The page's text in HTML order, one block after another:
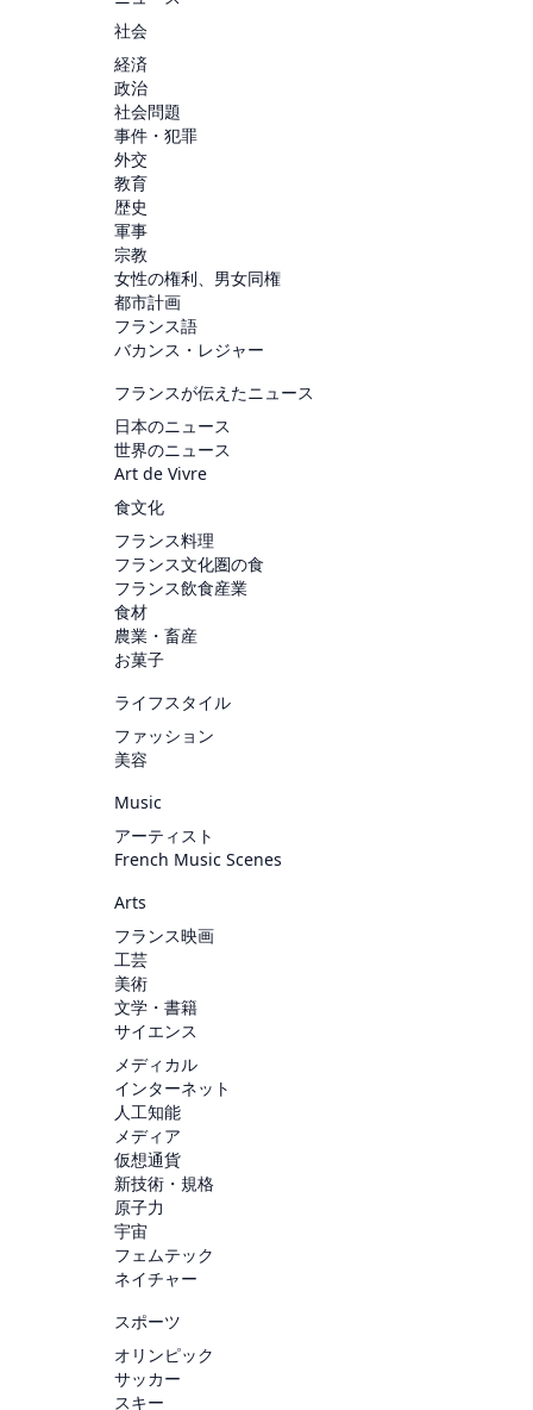
社会
経済
政治
社会問題
事件・犯罪
外交
教育
歴史
軍事
宗教
女性の権利、男女同権
都市計画
フランス語
バカンス・レジャー
フランスが伝えたニュース
日本のニュース
世界のニュース
Art de Vivre
食文化
フランス料理
フランス文化圏の食
フランス飲食産業
食材
農業・畜産
お菓子
ライフスタイル
ファッション
美容
Music
アーティスト
French Music Scenes
Arts
フランス映画
工芸
美術
文学・書籍
サイエンス
メディカル
インターネット
人工知能
メディア
仮想通貨
新技術・規格
原子力
宇宙
フェムテック
ネイチャー
スポーツ
オリンピック
サッカー
スキー